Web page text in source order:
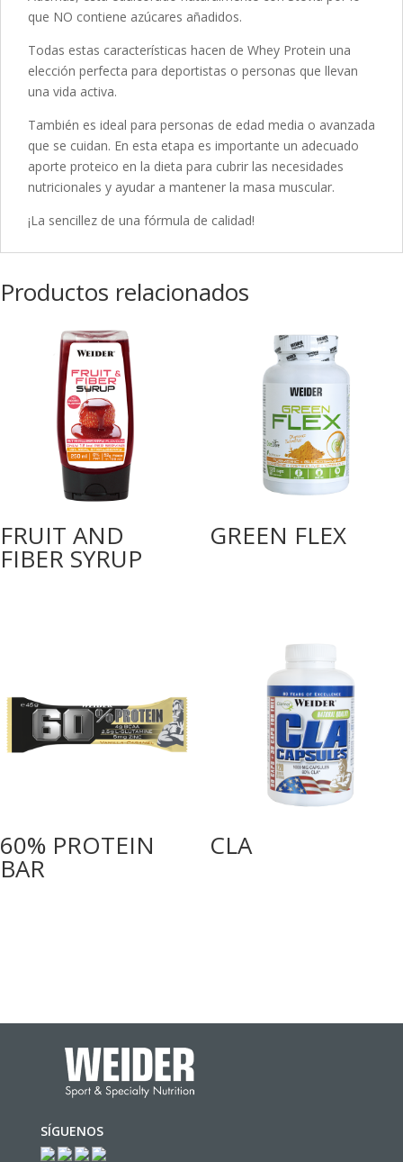
que NO contiene azúcares añadidos.
Todas estas características hacen de Whey Protein una
elección perfecta para deportistas o personas que llevan
una vida activa.
También es ideal para personas de edad media o avanzada
que se cuidan. En esta etapa es importante un adecuado
aporte proteico en la dieta para cubrir las necesidades
nutricionales y ayudar a mantener la masa muscular.
¡La sencillez de una fórmula de calidad!
Productos relacionados
FRUIT AND
FIBER SYRUP
GREEN FLEX
60% PROTEIN
BAR
CLA
SÍGUENOS